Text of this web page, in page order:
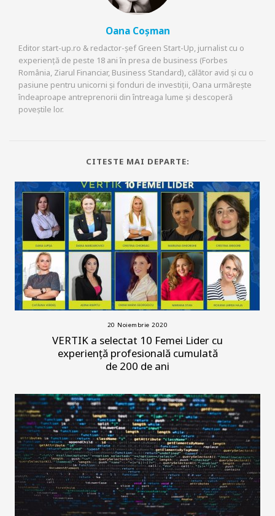
Oana Coșman
Editor start-up.ro & redactor-șef Green Start-Up, jurnalist cu o
experiență de peste 18 ani în presa de business (Forbes
România, Ziarul Financiar, Business Standard), călător avid și cu o
pasiune pentru unicorni și fonduri de investiții, Oana urmărește
îndeaproape antreprenorii din întreaga lume și descoperă
poveștile lor.
CITESTE MAI DEPARTE:
20 Noiembrie 2020
VERTIK a selectat 10 Femei Lider cu
experiență profesională cumulată
de 200 de ani